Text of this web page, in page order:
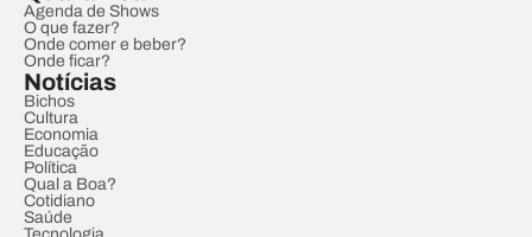
Agenda de Shows
O que fazer?
Onde comer e beber?
Onde ficar?
Notícias
Bichos
Cultura
Economia
Educação
Política
Qual a Boa?
Cotidiano
Saúde